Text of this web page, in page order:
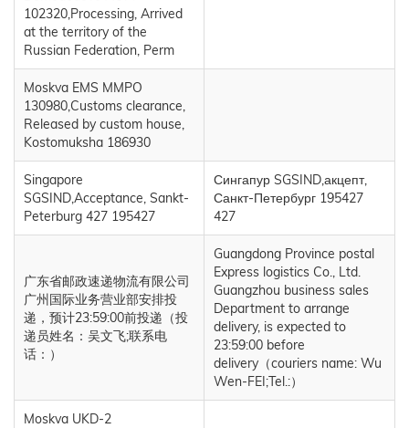
102320,Processing, Arrived
at the territory of the
Russian Federation, Perm
Moskva EMS MMPO
130980,Customs clearance,
Released by custom house,
Kostomuksha 186930
Singapore
SGSIND,Acceptance, Sankt-
Peterburg 427 195427
Сингапур SGSIND,акцепт,
Санкт-Петербург 195427
427
广东省邮政速递物流有限公司
广州国际业务营业部安排投
递，预计23:59:00前投递（投
递员姓名：吴文飞;联系电
话：）
Guangdong Province postal
Express logistics Co., Ltd.
Guangzhou business sales
Department to arrange
delivery, is expected to
23:59:00 before
delivery（couriers name: Wu
Wen-FEI;Tel.:）
Moskva UKD-2